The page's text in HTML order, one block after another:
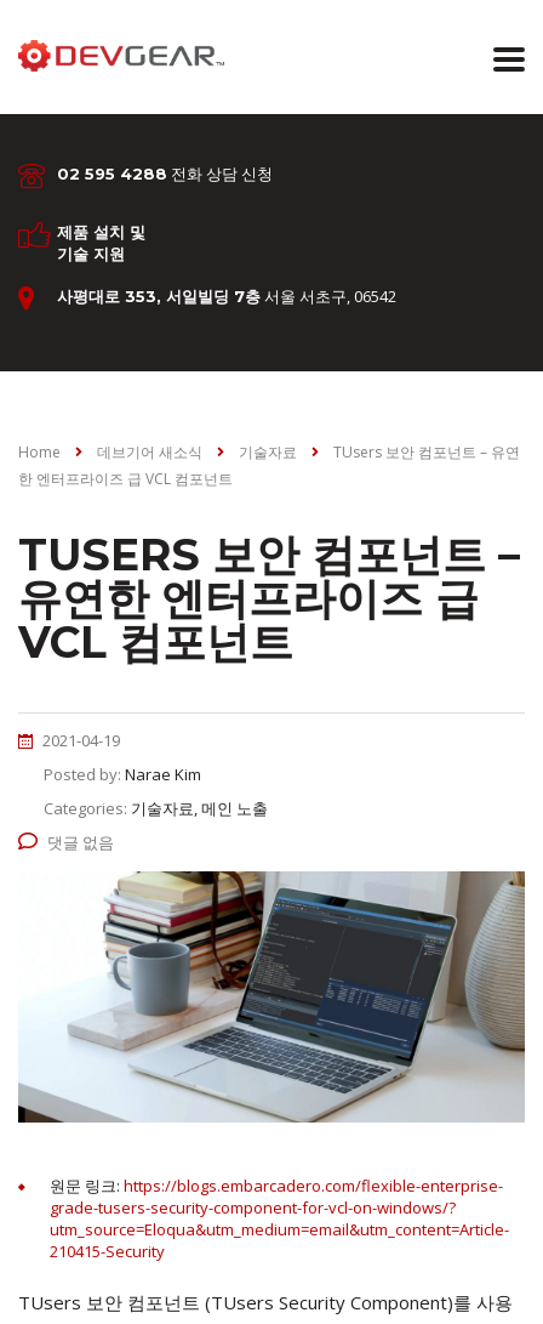
02 595 4288 전화 상담 신청
제품 설치 및
기술 지원
사평대로 353, 서일빌딩 7층서울 서초구, 06542
Home 데브기어 새소식 기술자료
TUsers 보안 컴포넌트 – 유연
한 엔터프라이즈 급 VCL 컴포넌트
TUSERS 보안 컴포넌트 –
유연한 엔터프라이즈 급
VCL 컴포넌트
2021-04-19
Posted by: Narae Kim
Categories: 기술자료, 메인 노출
댓글 없음
원문 링크: https://blogs.embarcadero.com/flexible-enterprise-
grade-tusers-security-component-for-vcl-on-windows/?
utm_source=Eloqua&utm_medium=email&utm_content=Article-
210415-Security
TUsers 보안 컴포넌트 (TUsers Security Component)를 사용